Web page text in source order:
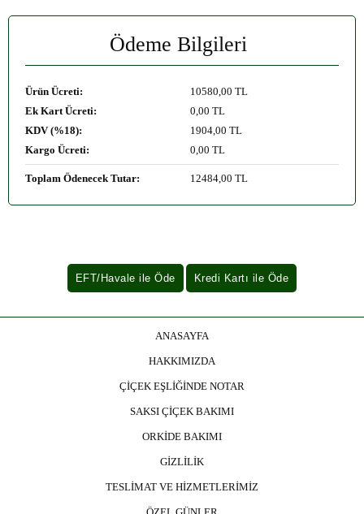
Ödeme Bilgileri
Ürün Ücreti: 10580 ,00 TL
Ek Kart Ücreti:
0 ,00 TL
KDV (%18):
1904 ,00 TL
Kargo Ücreti:
0 ,00 TL
Toplam Ödenecek Tutar: 12484 ,00 TL
ANASAYFA
HAKKIMIZDA
ÇİÇEK EŞLİĞİNDE NOTAR
SAKSI ÇİÇEK BAKIMI
ORKİDE BAKIMI
GİZLİLİK
TESLİMAT VE HİZMETLERİMİZ